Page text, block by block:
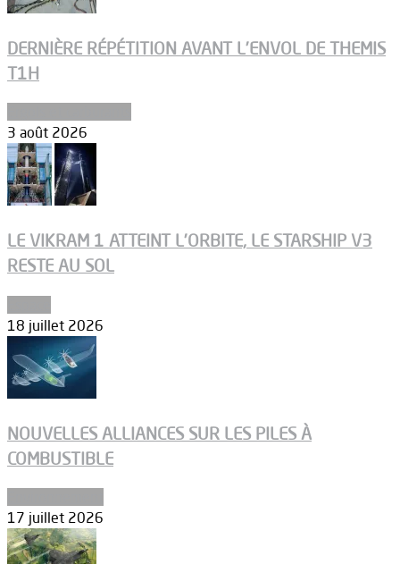
DERNIÈRE RÉPÉTITION AVANT L’ENVOL DE THEMIS
T1H
3 août 2026
LE VIKRAM 1 ATTEINT L’ORBITE, LE STARSHIP V3
RESTE AU SOL
18 juillet 2026
NOUVELLES ALLIANCES SUR LES PILES À
COMBUSTIBLE
17 juillet 2026